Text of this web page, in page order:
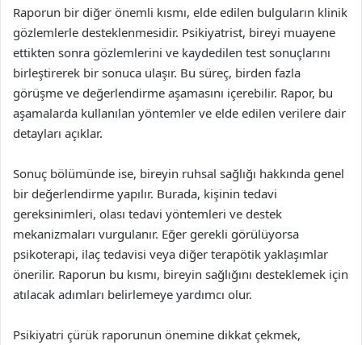
Raporun bir diğer önemli kısmı, elde edilen bulguların klinik
gözlemlerle desteklenmesidir. Psikiyatrist, bireyi muayene
ettikten sonra gözlemlerini ve kaydedilen test sonuçlarını
birleştirerek bir sonuca ulaşır. Bu süreç, birden fazla
görüşme ve değerlendirme aşamasını içerebilir. Rapor, bu
aşamalarda kullanılan yöntemler ve elde edilen verilere dair
detayları açıklar.
Sonuç bölümünde ise, bireyin ruhsal sağlığı hakkında genel
bir değerlendirme yapılır. Burada, kişinin tedavi
gereksinimleri, olası tedavi yöntemleri ve destek
mekanizmaları vurgulanır. Eğer gerekli görülüyorsa
psikoterapi, ilaç tedavisi veya diğer terapötik yaklaşımlar
önerilir. Raporun bu kısmı, bireyin sağlığını desteklemek için
atılacak adımları belirlemeye yardımcı olur.
Psikiyatri çürük raporunun önemine dikkat çekmek,